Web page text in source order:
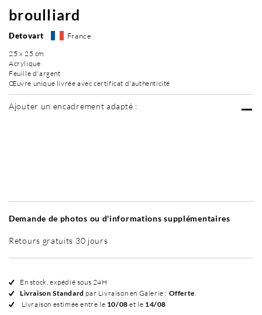
broulliard
Detovart France
25 x 25 cm
Acrylique
Feuille d'argent
Œuvre unique livrée avec certificat d'authenticité
Ajouter un encadrement adapté :
Demande de photos ou d'informations supplémentaires
Retours gratuits 30 jours
En stock, expédié sous 24H
Livraison Standard par Livraison en Galerie : Offerte.
Livraison estimée entre le 10/08 et le 14/08